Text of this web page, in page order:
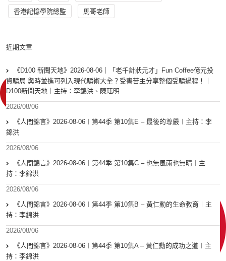
香港記憶學院總監 馬哥老師
近期文章
《D100 新聞天地》2026-08-06｜「老千計狀元才」Fun Coffee億元投
資騙局 與時並進可列入現代騙術大全？受害苦主分享整個受騙過程！｜
D100新聞天地｜主持：李錦洪、陳珏明
2026/08/06
《人間錦言》2026-08-06︱第44季 第10集E – 最後的尊嚴︱主持：李
錦洪
2026/08/06
《人間錦言》2026-08-06︱第44季 第10集C – 也無風雨也無晴︱主
持：李錦洪
2026/08/06
《人間錦言》2026-08-06︱第44季 第10集B – 黃仁勳的生命教育︱主
持：李錦洪
2026/08/06
《人間錦言》2026-08-06︱第44季 第10集A – 黃仁勳的成功之道︱主
持：李錦洪